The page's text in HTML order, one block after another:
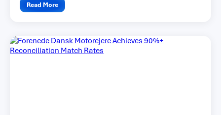
Read More